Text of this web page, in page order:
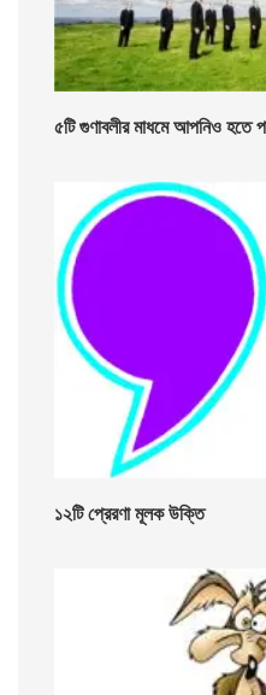
৫টি গুণাবলীর মাধমে আপনিও হতে
১২টি প্রেরণা মূলক উক্তি